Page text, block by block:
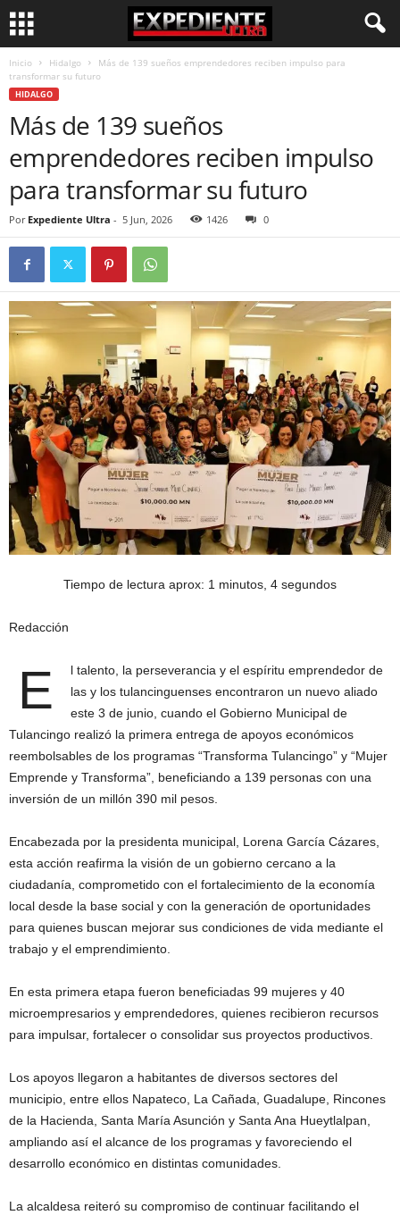
Inicio Hidalgo
Más de 139 sueños emprendedores reciben impulso para
transformar su futuro
HIDALGO
Más de 139 sueños
emprendedores reciben impulso
para transformar su futuro
Por Expediente Ultra - 5 Jun, 2026 1426 0
Tiempo de lectura aprox: 1 minutos, 4 segundos
Redacción
E
l talento, la perseverancia y el espíritu emprendedor de
las y los tulancinguenses encontraron un nuevo aliado
este 3 de junio, cuando el Gobierno Municipal de
Tulancingo realizó la primera entrega de apoyos económicos
reembolsables de los programas “Transforma Tulancingo” y “Mujer
Emprende y Transforma”, beneficiando a 139 personas con una
inversión de un millón 390 mil pesos.
Encabezada por la presidenta municipal, Lorena García Cázares,
esta acción reafirma la visión de un gobierno cercano a la
ciudadanía, comprometido con el fortalecimiento de la economía
local desde la base social y con la generación de oportunidades
para quienes buscan mejorar sus condiciones de vida mediante el
trabajo y el emprendimiento.
En esta primera etapa fueron beneficiadas 99 mujeres y 40
microempresarios y emprendedores, quienes recibieron recursos
para impulsar, fortalecer o consolidar sus proyectos productivos.
Los apoyos llegaron a habitantes de diversos sectores del
municipio, entre ellos Napateco, La Cañada, Guadalupe, Rincones
de la Hacienda, Santa María Asunción y Santa Ana Hueytlalpan,
ampliando así el alcance de los programas y favoreciendo el
desarrollo económico en distintas comunidades.
La alcaldesa reiteró su compromiso de continuar facilitando el